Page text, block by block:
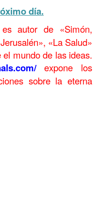
día.
es autor de «Simón,
«La Salud»
mundo de las ideas.
expone los
sobre la eterna